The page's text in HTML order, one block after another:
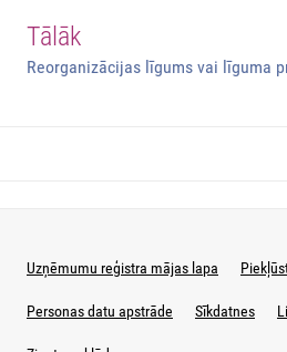
Tālāk
Reorganizācijas līgums vai līguma
Uzņēmumu reģistra mājas lapa
Personas datu apstrāde Sīkdatnes